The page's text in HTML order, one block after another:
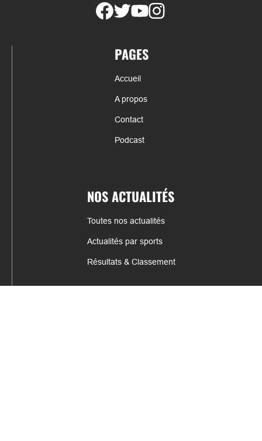
PAGES
Accueil
A propos
Contact
Podcast
NOS ACTUALITÉS
Toutes nos actualités
Actualités par sports
Résultats & Classement